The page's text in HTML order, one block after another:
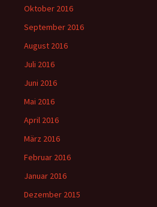
Oktober 2016
September 2016
August 2016
Juli 2016
Juni 2016
Mai 2016
April 2016
März 2016
Februar 2016
Januar 2016
Dezember 2015